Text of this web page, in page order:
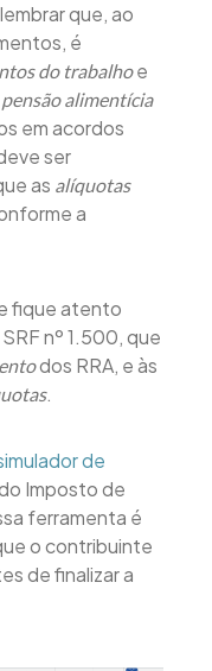
que, ao
é
do trabalhoe
pensão alimentícia
em acordos
ser
as alíquotas
a
fique atento
nº 1.500, que
dos RRA, e às
.
de
Imposto de
ferramenta é
o contribuinte
de finalizar a